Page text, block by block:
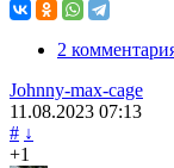
2
Johnny-max-cage
11.08.2023 07:13
# ↓
+1